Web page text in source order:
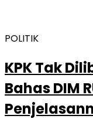
POLITIK
KPK Tak
Bahas DIM